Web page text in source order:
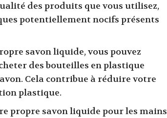
des produits que vous utilisez,
potentiellement nocifs présents
savon liquide, vous pouvez
des bouteilles en plastique
Cela contribue à réduire votre
plastique.
propre savon liquide pour les mains